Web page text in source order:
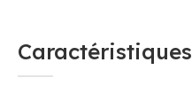
Caractéristiques